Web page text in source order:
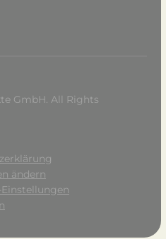
GmbH. All Rights
ändern